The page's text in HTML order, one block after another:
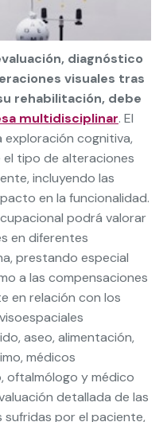
diagnóstico
visuales tras
rehabilitación, debe
multidisciplinar. El
cognitiva,
tipo de alteraciones
incluyendo las
en la funcionalidad.
podrá valorar
en diferentes
prestando especial
a las compensaciones
en relación con los
aseo, alimentación,
médicos
oftalmólogo y médico
detallada de las
por el paciente,